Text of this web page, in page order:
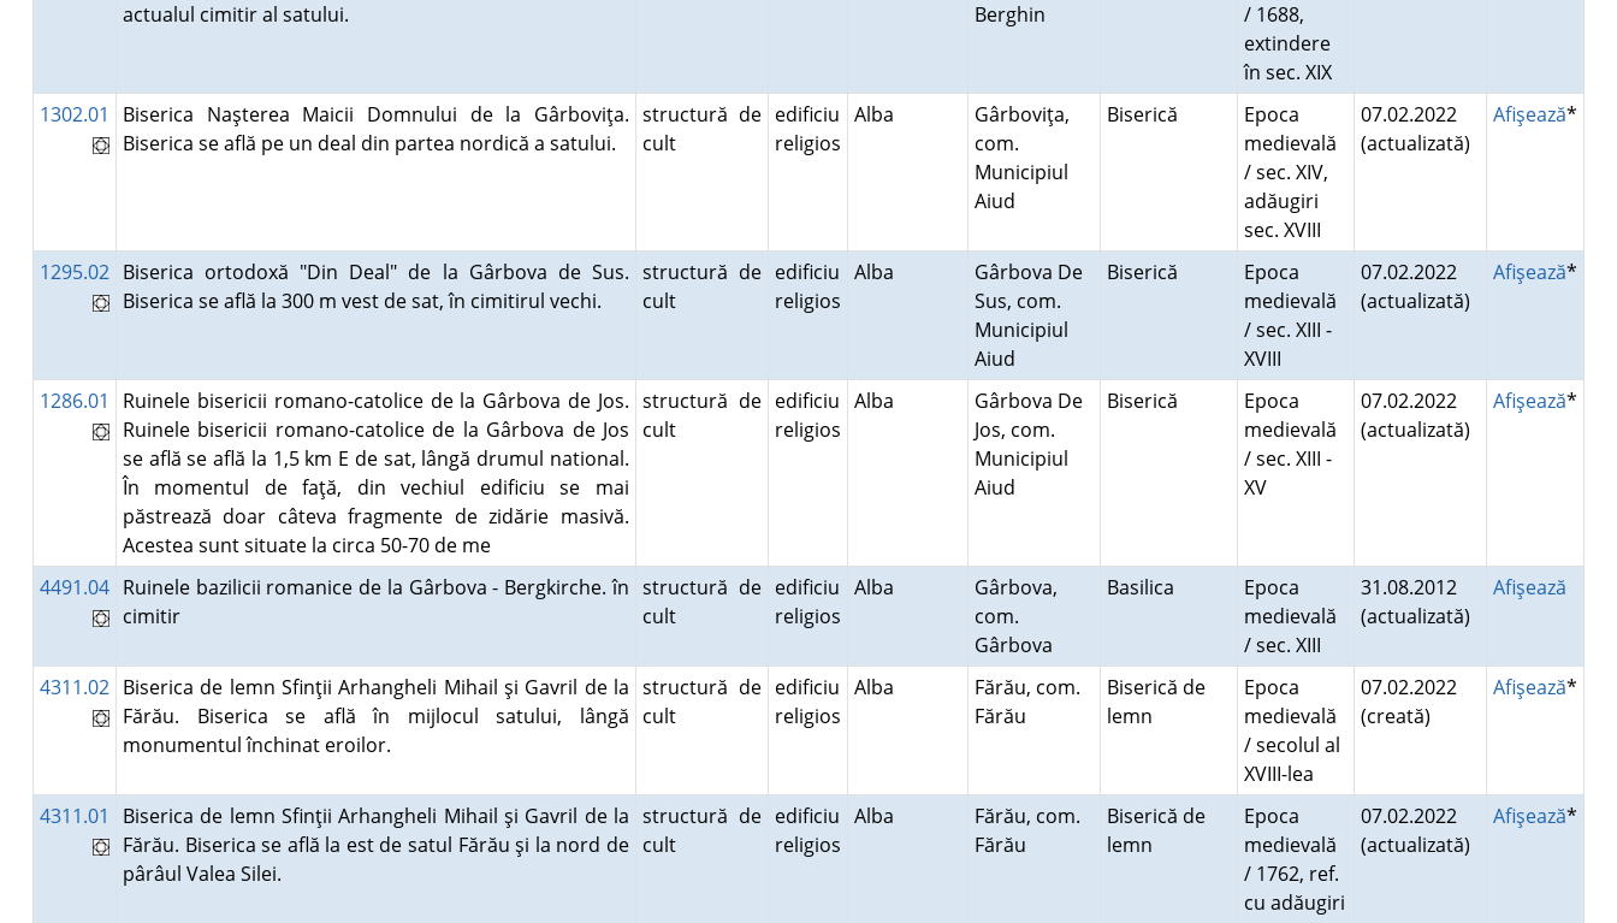
actualul cimitir al satului.
Berghin
/ 1688,
extindere
în sec. XIX
1302.01
Biserica Naşterea Maicii Domnului de la Gârboviţa.
Biserica se află pe un deal din partea nordică a satului.
structură de
cult
edificiu
religios
Alba
Gârboviţa,
com.
Municipiul
Aiud
Biserică
Epoca
medievală
/ sec. XIV,
adăugiri
sec. XVIII
07.02.2022
(actualizată)
Afişează*
1295.02 Biserica ortodoxă "Din Deal" de la Gârbova de Sus.
Biserica se află la 300 m vest de sat, în cimitirul vechi.
structură de
cult
edificiu
religios
Alba
Gârbova De
Sus, com.
Municipiul
Aiud
Biserică
Epoca
medievală
/ sec. XIII -
XVIII
07.02.2022
(actualizată)
Afişează*
1286.01
Ruinele bisericii romano-catolice de la Gârbova de Jos.
Ruinele bisericii romano-catolice de la Gârbova de Jos
se află se află la 1,5 km E de sat, lângă drumul national.
În momentul de faţă, din vechiul edificiu se mai
păstrează doar câteva fragmente de zidărie masivă.
Acestea sunt situate la circa 50-70 de me
structură de
cult
edificiu
religios
Alba
Gârbova De
Jos, com.
Municipiul
Aiud
Biserică
Epoca
medievală
/ sec. XIII -
XV
07.02.2022
(actualizată)
Afişează*
4491.04 Ruinele bazilicii romanice de la Gârbova - Bergkirche. în
cimitir
structură de
cult
edificiu
religios
Alba
Gârbova,
com.
Gârbova
Basilica
Epoca
medievală
/ sec. XIII
31.08.2012
(actualizată)
Afişează
4311.02 Biserica de lemn Sfinţii Arhangheli Mihail şi Gavril de la
Fărău. Biserica se află în mijlocul satului, lângă
monumentul închinat eroilor.
structură de
cult
edificiu
religios
Alba
Fărău, com.
Fărău
Biserică de
lemn
Epoca
medievală
/ secolul al
XVIII-lea
07.02.2022
(creată)
Afişează*
4311.01
Biserica de lemn Sfinţii Arhangheli Mihail şi Gavril de la
Fărău. Biserica se află la est de satul Fărău şi la nord de
pârâul Valea Silei.
structură de
cult
edificiu
religios
Alba
Fărău, com.
Fărău
Biserică de
lemn
Epoca
medievală
/ 1762, ref.
cu adăugiri
07.02.2022
(actualizată)
Afişează*